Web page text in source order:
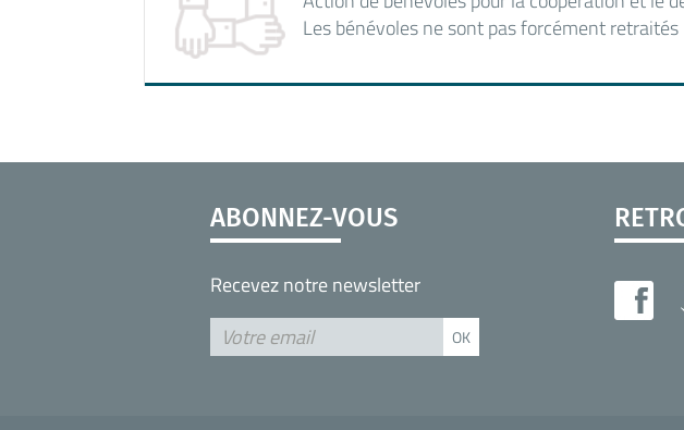
Les bénévoles ne sont pas forcément retraités
ABONNEZ-VOUS
Recevez notre newsletter